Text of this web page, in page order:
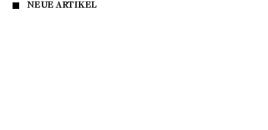
NEUE ARTIKEL